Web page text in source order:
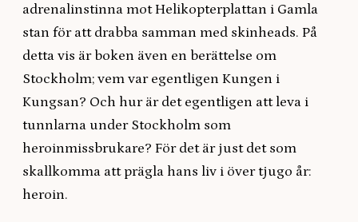
adrenalinstinna mot Helikopterplattan i Gamla
stan för att drabba samman med skinheads. På
detta vis är boken även en berättelse om
Stockholm; vem var egentligen Kungen i
Kungsan? Och hur är det egentligen att leva i
tunnlarna under Stockholm som
heroinmissbrukare? För det är just det som
skallkomma att prägla hans liv i över tjugo år:
heroin.